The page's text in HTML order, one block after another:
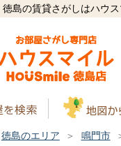
島の賃貸さがしはハウス
徳島のエリア 鳴門市